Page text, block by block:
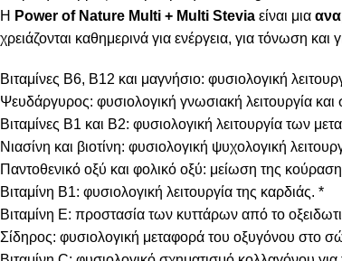
Η Power of Nature Multi + Multi Stevia είναι μια
χρειάζονται καθημερινά για ενέργεια, για τόνωση
Βιταμίνες Β6, Β12 και μαγνήσιο: φυσιολογική
Ψευδάργυρος: φυσιολογική γνωσιακή λειτουργία
Βιταμίνες Β1 και Β2: φυσιολογική λειτουργία των
Nιασίνη και βιοτίνη: φυσιολογική ψυχολογική
Παντοθενικό οξύ και φολικό οξύ: μείωση της
Βιταμίνη Β1: φυσιολογική λειτουργία της καρδιάς. *
Βιταμίνη Ε: προστασία των κυττάρων από το
Σίδηρος: φυσιολογική μεταφορά του οξυγόνου στο